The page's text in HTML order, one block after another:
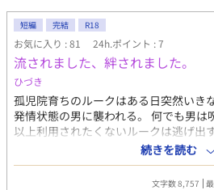
り寂しくてちょっぴり危ういハートフ
日更新できるようがんばっていきます
エントリーしていますので、応援どう
す。 ◇ （攻） 泡瀬 貝(あわせ かい)
儚げで中性的な容姿と突飛な言動が目
め、何にも縛られず何をも縛らない自
的に足りない。 （受） 富士見 舜(ふ
年の秋、怪我をきっかけにいろいろあ
た。現在は受験勉強に打ち込む優等生
短編 完結 R18
お気に入り : 81 24h.ポイント : 7
流されました、絆されました。
ひづき
孤児院育ちのルークはある日突然いき
発情状態の男に襲われる。 何でも男は
以上利用されたくないルークは逃げ
行為があります。 ※冒頭から喘いで
悲惨さ、迷子。
続きを読む
文字数 8,757